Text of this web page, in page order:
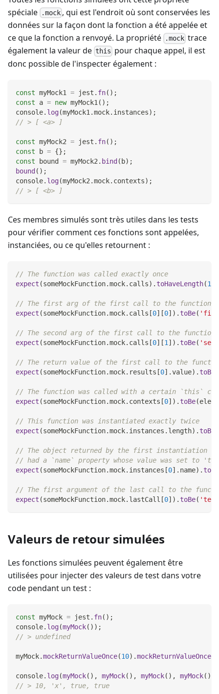
spéciale
.mock , qui est l'endroit où sont conservées les
données sur la façon dont la fonction a été appelée et
ce que la fonction a renvoyé. La propriété
.mock trace
également la valeur de this pour chaque appel, il est
donc possible de l'inspecter également :
const myMock1 = jest . fn( ) ;
const a = new myMock1 ( ) ;
console. log(myMock1 .mock. instances) ;
// > [ <a> ]
const myMock2 = jest . fn( ) ;
const b = {} ;
const bound = myMock2 . bind(b) ;
bound( ) ;
console. log(myMock2 .mock. contexts) ;
// > [ <b> ]
Ces membres simulés sont très utiles dans les tests
pour vérifier comment ces fonctions sont appelées,
instanciées, ou ce qu'elles retournent :
// The function was called exactly once
expect (someMockFunction.mock. calls) . toHaveLength(1
// The first arg of the first call to the function
expect (someMockFunction.mock. calls [0] [0] ) . toBe(
// The second arg of the first call to the function
expect (someMockFunction.mock. calls [0] [1 ] ) . toBe(
// The return value of the first call to the
expect (someMockFunction.mock. results [0] .value) . toBe
// The function was called with a certain `this`
expect (someMockFunction.mock. contexts [0] ) . toBe(
// This function was instantiated exactly twice
expect (someMockFunction.mock. instances . length) . toBe
// The object returned by the first instantiation
// had a `name` property whose value was set to
expect (someMockFunction.mock. instances [0] . name) . toBe
// The first argument of the last call to the
expect (someMockFunction.mock. lastCall [0] ) . toBe(
Valeurs de retour simulées
Les fonctions simulées peuvent également être
utilisées pour injecter des valeurs de test dans votre
code pendant un test :
const myMock = jest . fn( ) ;
console. log(myMock( ) ) ;
// > undefined
myMock.mockReturnValueOnce(10) .mockReturnValueOnce
console. log(myMock( ) , myMock( ) , myMock( ) , myMock( )
// > 10, 'x', true, true